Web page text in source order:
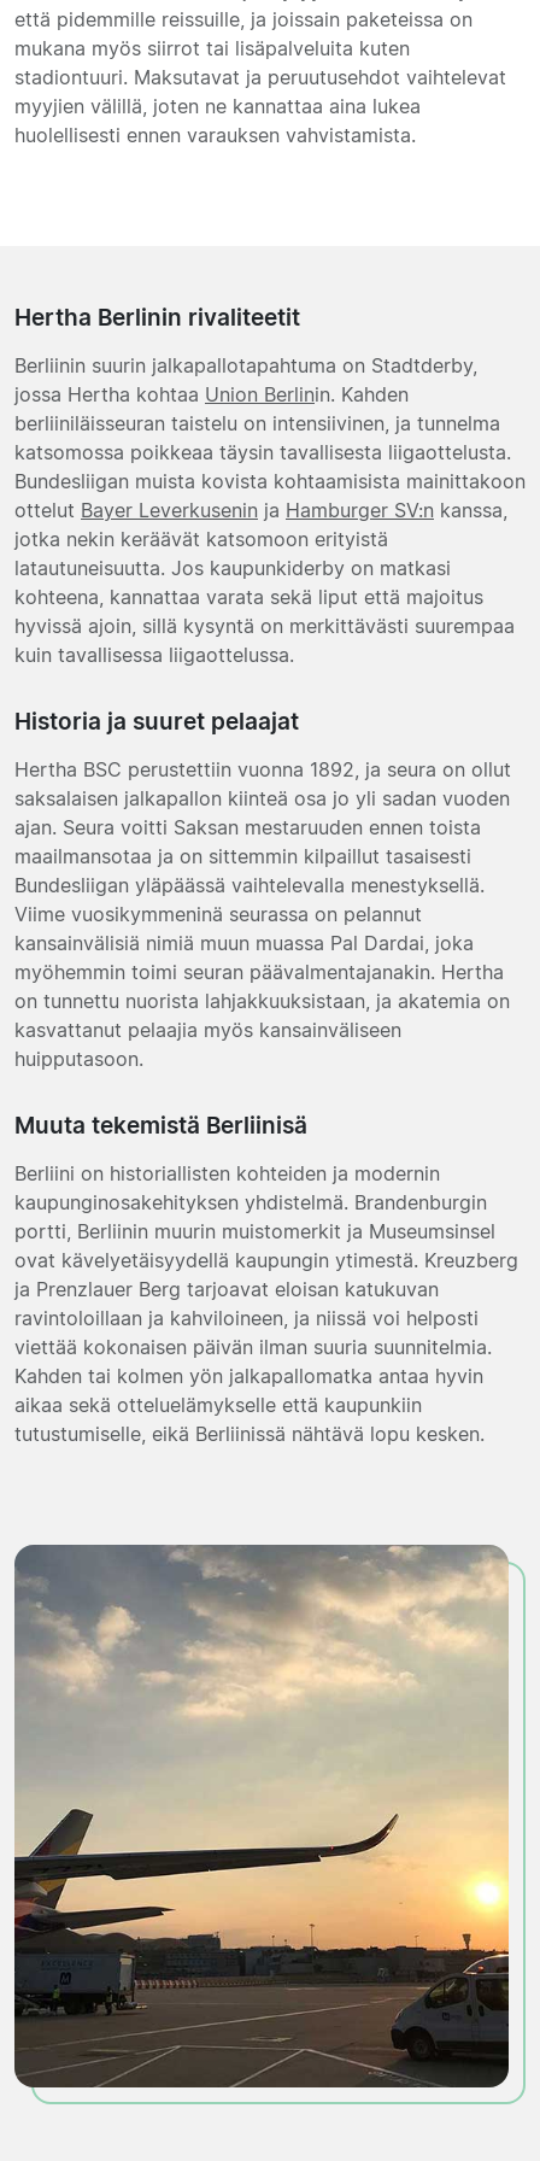
että pidemmille reissuille, ja joissain paketeissa on
mukana myös siirrot tai lisäpalveluita kuten
stadiontuuri. Maksutavat ja peruutusehdot vaihtelevat
myyjien välillä, joten ne kannattaa aina lukea
huolellisesti ennen varauksen vahvistamista.
Hertha Berlinin rivaliteetit
Berliinin suurin jalkapallotapahtuma on Stadtderby,
jossa Hertha kohtaa Union Berlinin. Kahden
berliiniläisseuran taistelu on intensiivinen, ja tunnelma
katsomossa poikkeaa täysin tavallisesta liigaottelusta.
Bundesliigan muista kovista kohtaamisista mainittakoon
ottelut Bayer Leverkusenin ja Hamburger SV:n kanssa,
jotka nekin keräävät katsomoon erityistä
latautuneisuutta. Jos kaupunkiderby on matkasi
kohteena, kannattaa varata sekä liput että majoitus
hyvissä ajoin, sillä kysyntä on merkittävästi suurempaa
kuin tavallisessa liigaottelussa.
Historia ja suuret pelaajat
Hertha BSC perustettiin vuonna 1892, ja seura on ollut
saksalaisen jalkapallon kiinteä osa jo yli sadan vuoden
ajan. Seura voitti Saksan mestaruuden ennen toista
maailmansotaa ja on sittemmin kilpaillut tasaisesti
Bundesliigan yläpäässä vaihtelevalla menestyksellä.
Viime vuosikymmeninä seurassa on pelannut
kansainvälisiä nimiä muun muassa Pal Dardai, joka
myöhemmin toimi seuran päävalmentajanakin. Hertha
on tunnettu nuorista lahjakkuuksistaan, ja akatemia on
kasvattanut pelaajia myös kansainväliseen
huipputasoon.
Muuta tekemistä Berliinisä
Berliini on historiallisten kohteiden ja modernin
kaupunginosakehityksen yhdistelmä. Brandenburgin
portti, Berliinin muurin muistomerkit ja Museumsinsel
ovat kävelyetäisyydellä kaupungin ytimestä. Kreuzberg
ja Prenzlauer Berg tarjoavat eloisan katukuvan
ravintoloillaan ja kahviloineen, ja niissä voi helposti
viettää kokonaisen päivän ilman suuria suunnitelmia.
Kahden tai kolmen yön jalkapallomatka antaa hyvin
aikaa sekä otteluelämykselle että kaupunkiin
tutustumiselle, eikä Berliinissä nähtävä lopu kesken.